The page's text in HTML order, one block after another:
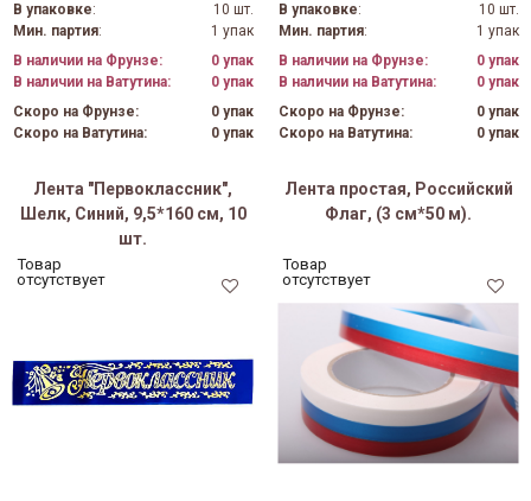
В упаковке:
10 шт.
Мин. партия:
1 упак
В наличии на Фрунзе:
0 упак
В наличии на Ватутина:
0 упак
Скоро на Фрунзе:
0 упак
Скоро на Ватутина:
0 упак
В упаковке:
10 шт.
Мин. партия:
1 упак
В наличии на Фрунзе:
0 упак
В наличии на Ватутина:
0 упак
Скоро на Фрунзе:
0 упак
Скоро на Ватутина:
0 упак
Лента "Первоклассник",
Шелк, Синий, 9,5*160 см, 10
шт.
Товар
отсутствует
Лента простая, Российский
Флаг, (3 см*50 м).
Товар
отсутствует